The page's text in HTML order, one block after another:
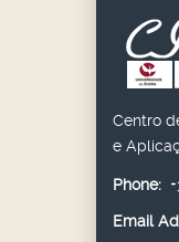
Centro
e
Phone:
Email